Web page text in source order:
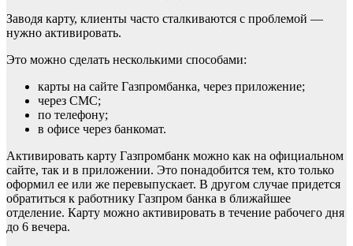
Заводя карту, клиенты часто сталкиваются с проблемой —
нужно активировать.
Это можно сделать несколькими способами:
карты на сайте Газпромбанка, через приложение;
через СМС;
по телефону;
в офисе через банкомат.
Активировать карту Газпромбанк можно как на официальном
сайте, так и в приложении. Это понадобится тем, кто только
оформил ее или же перевыпускает. В другом случае придется
обратиться к работнику Газпром банка в ближайшее
отделение. Карту можно активировать в течение рабочего дня
до 6 вечера.